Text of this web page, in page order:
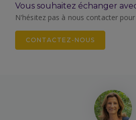
Vous souhaitez échanger
N'hésitez pas à nous contacter
CONTACTEZ-NOUS